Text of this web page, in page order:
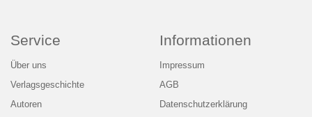
Service
Über uns
Verlagsgeschichte
Autoren
Informationen
Impressum
AGB
Datenschutzerklärung